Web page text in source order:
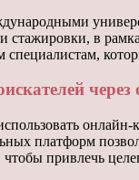
в
платформ
чтобы привлечь